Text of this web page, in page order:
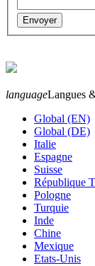
languageLangues
Global (EN)
Global (DE)
Italie
Espagne
Suisse
République
Pologne
Turquie
Inde
Chine
Mexique
Etats-Unis